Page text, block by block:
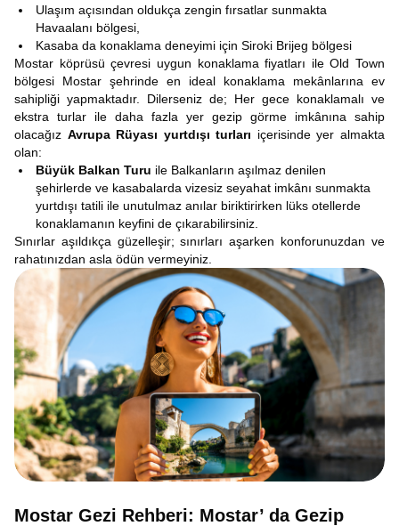
Ulaşım açısından oldukça zengin fırsatlar sunmakta
Havaalanı bölgesi,
Kasaba da konaklama deneyimi için Siroki Brijeg bölgesi
Mostar köprüsü çevresi uygun konaklama fiyatları ile Old Town
bölgesi Mostar şehrinde en ideal konaklama mekânlarına ev
sahipliği yapmaktadır. Dilerseniz de; Her gece konaklamalı ve
ekstra turlar ile daha fazla yer gezip görme imkânına sahip
olacağız Avrupa Rüyası yurtdışı turları içerisinde yer almakta
olan:
Büyük Balkan Turu ile Balkanların aşılmaz denilen
şehirlerde ve kasabalarda vizesiz seyahat imkânı sunmakta
yurtdışı tatili ile unutulmaz anılar biriktirirken lüks otellerde
konaklamanın keyfini de çıkarabilirsiniz.
Sınırlar aşıldıkça güzelleşir; sınırları aşarken konforunuzdan ve
rahatınızdan asla ödün vermeyiniz.
Mostar Gezi Rehberi: Mostar’ da Gezip